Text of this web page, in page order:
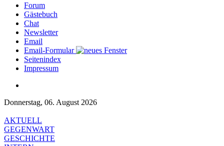
Forum
Gästebuch
Chat
Newsletter
Email
Email-Formular
Seitenindex
Impressum
Donnerstag, 06. August 2026
AKTUELL
GEGENWART
GESCHICHTE